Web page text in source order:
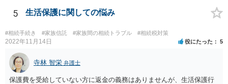
5 生活保護に関しての悩み
#相続手続き #家族信託 #家族間の相続トラブル #相続税対策
2022年11月14日 役にたった 5
寺林 智栄 弁護士
保護費を受給していない方に返金の義務はありませんが、生活保護行